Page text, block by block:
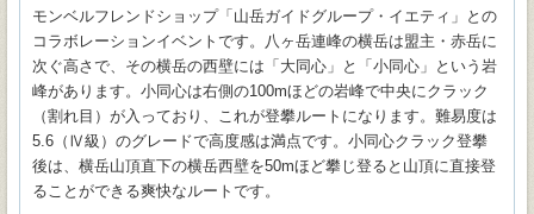
モンベルフレンドショップ「山岳ガイドグループ・イエティ」との
コラボレーションイベントです。八ヶ岳連峰の横岳は盟主・赤岳に
次ぐ高さで、その横岳の西壁には「大同心」と「小同心」という岩
峰があります。小同心は右側の100mほどの岩峰で中央にクラック
（割れ目）が入っており、これが登攀ルートになります。難易度は
5.6（Ⅳ級）のグレードで高度感は満点です。小同心クラック登攀
後は、横岳山頂直下の横岳西壁を50mほど攀じ登ると山頂に直接登
ることができる爽快なルートです。